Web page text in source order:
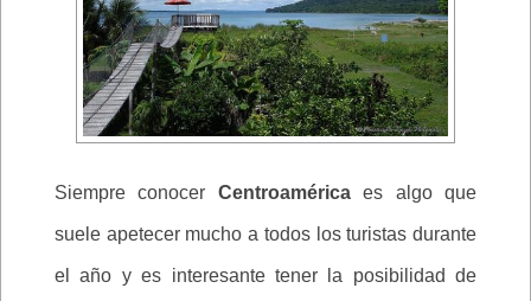
Siempre conocer Centroaméricaes algo que
suele apetecer mucho a todos los turistas durante
el año y es interesante tener la posibilidad de